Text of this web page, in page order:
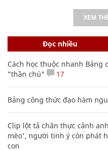
XEM
Đọc nhiều
Cách học thuộc nhanh
"thần chú"
17
Bảng công thức đạo hàm
Clip lột tả chân thực cảnh
mèo', người tinh ý còn phát
con